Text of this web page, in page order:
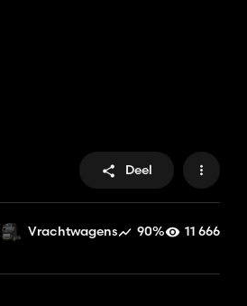
Deel
Vrachtwagens 90% 11 666